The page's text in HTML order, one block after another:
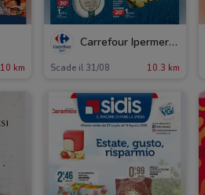
10 km
Carrefour Ipermercati
Scade il 31/08 10.3 km